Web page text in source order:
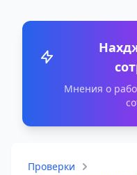
Мнения о
Проверки